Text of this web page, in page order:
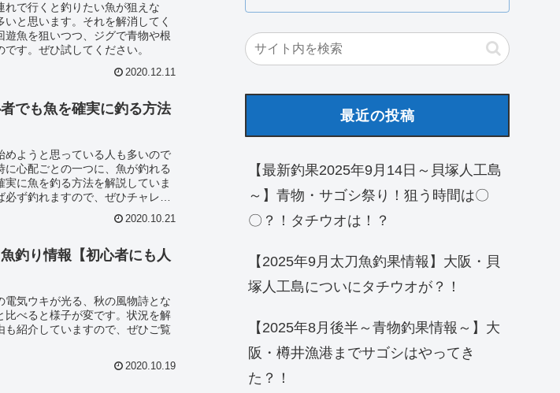
で行くと釣りたい魚が狙えな
と思います。それを解消してく
魚を狙いつつ、ジグで青物や根
す。ぜひ試してください。
2020.12.11
でも魚を確実に釣る方法
ようと思っている人も多いので
心配ごとの一つに、魚が釣れる
に魚を釣る方法を解説していま
ず釣れますので、ぜひチャレン
2020.10.21
釣り情報【初心者にも人
気ウキが光る、秋の風物詩とな
比べると様子が変です。状況を解
紹介していますので、ぜひご覧
2020.10.19
最近の投稿
【最新釣果2025年9月14日～貝塚人工島
～】青物・サゴシ祭り！狙う時間は〇
〇？！タチウオは！？
【2025年9月太刀魚釣果情報】大阪・貝
塚人工島についにタチウオが？！
【2025年8月後半～青物釣果情報～】大
阪・樽井漁港までサゴシはやってき
た？！